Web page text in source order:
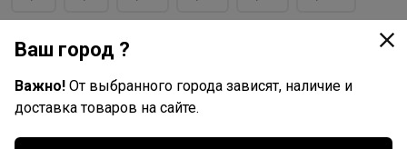
Все товары бренда
Ваш город ?
Важно! От выбранного города зависят, наличие и
доставка товаров на сайте.